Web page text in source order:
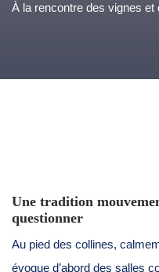
À la rencontre des vignes
Une tradition
questionner
Au pied des collines,
évoque d’abord des salles